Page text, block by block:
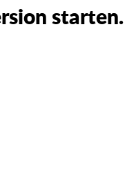
starten.